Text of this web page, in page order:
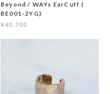
Beyond / WAYs EarCuff (
BE001-2YG)
¥40,700